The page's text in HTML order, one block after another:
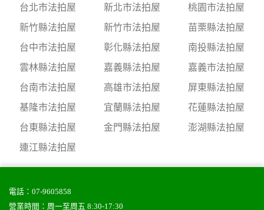
台北市法拍屋 新北市法拍屋
桃園市法拍屋
新竹縣法拍屋
新竹市法拍屋
苗栗縣法拍屋
台中市法拍屋
彰化縣法拍屋
南投縣法拍屋
雲林縣法拍屋
嘉義縣法拍屋
嘉義市法拍屋
台南市法拍屋
高雄市法拍屋
屏東縣法拍屋
基隆市法拍屋
宜蘭縣法拍屋
花蓮縣法拍屋
台東縣法拍屋
金門縣法拍屋
澎湖縣法拍屋
連江縣法拍屋
電話： 07-9605858
營業時間：周一至周五 8:30-17:30